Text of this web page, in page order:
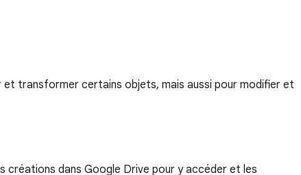
et transformer certains objets, mais aussi pour modifier et
créations dans Google Drive pour y accéder et les